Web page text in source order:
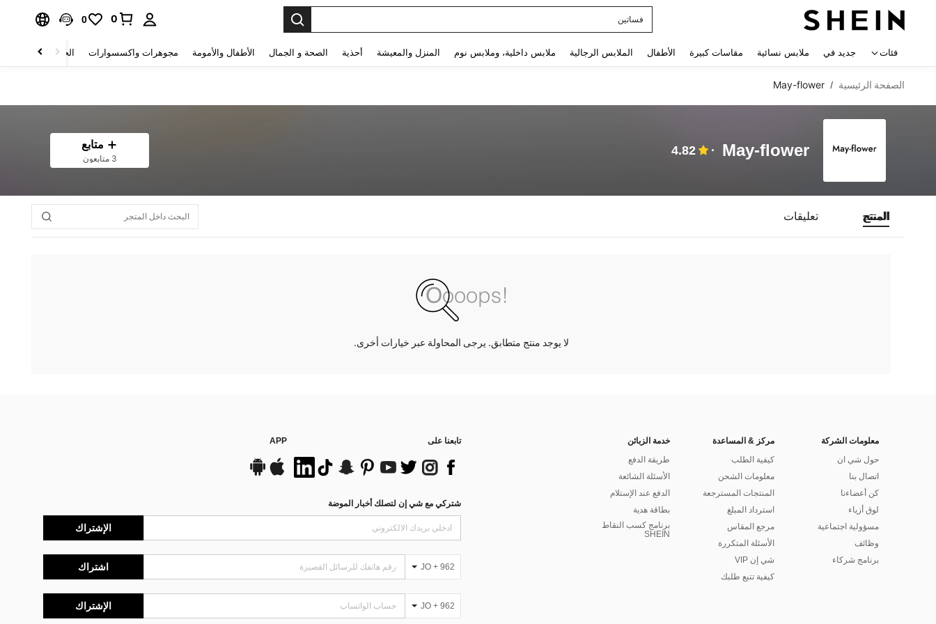
فساتين
0
0
فئات جديد في ملابس نسائية مقاسات كبيرة الأطفال الملابس الرجالية ملابس داخلية، وملابس نوم المنزل والمعيشة أحذية الصحة و الجمال الأطفال والأمومة مجوهرات واكسسوارات الحقائب والأمتعة
الصفحة الرئيسية /
May-flower
May-flower
4.82 متابع
3 متابعون
المنتج تعليقات
لا يوجد منتج متطابق. يرجى المحاولة عبر خيارات أخرى.
معلومات الشركة
حول شي ان
اتصال بنا
كن أعضاءنا
لوق أزياء
مسؤولية اجتماعية
وظائف
برنامج شركاء
مركز & المساعدة
كيفية الطلب
معلومات الشحن
المنتجات المسترجعة
استرداد المبلغ
مرجع المقاس
الأسئلة المتكررة
شي إن VIP
كيفية تتبع طلبك
خدمة الزبائن
طريقة الدفع
الأسئلة الشائعة
الدفع عند الإستلام
بطاقة هدية
برنامج كسب النقاط
SHEIN
تابعنا على APP
شتركي مع شي إن لتصلك أخبار الموضة
الإشتراك
JO + 962 اشتراك
JO + 962 الإشتراك